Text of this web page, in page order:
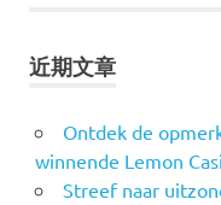
近期文章
Ontdek de
winnende Lemon
Streef naar